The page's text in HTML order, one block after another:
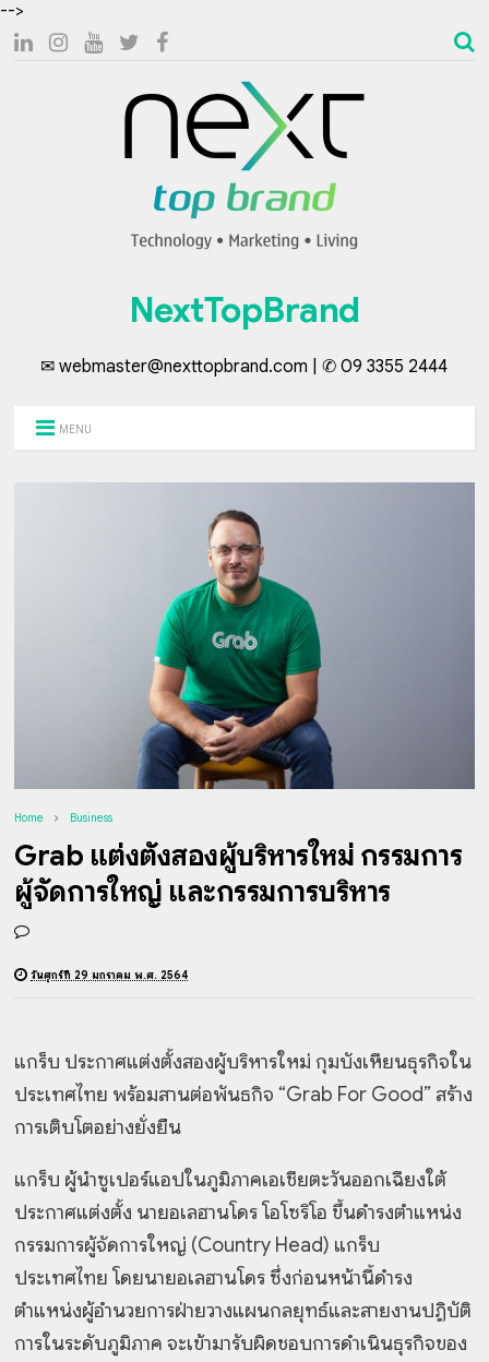
-->
NextTopBrand
✉ webmaster@nexttopbrand.com | ✆ 09 3355 2444
MENU
Home Business
Grab แต่งตั้งสองผู้บริหารใหม่ กรรมการ
ผู้จัดการใหญ่ และกรรมการบริหาร
วันศุกร์ที่ 29 มกราคม พ.ศ. 2564
แกร็บ ประกาศแต่งตั้งสองผู้บริหารใหม่ กุมบังเหียนธุรกิจใน
ประเทศไทย พร้อมสานต่อพันธกิจ “Grab For Good” สร้าง
การเติบโตอย่างยั่งยืน
แกร็บ ผู้นำซูเปอร์แอปในภูมิภาคเอเชียตะวันออกเฉียงใต้
ประกาศแต่งตั้ง นายอเลฮานโดร โอโซริโอ ขึ้นดำรงตำแหน่ง
กรรมการผู้จัดการใหญ่ (Country Head) แกร็บ
ประเทศไทย โดยนายอเลฮานโดร ซึ่งก่อนหน้านี้ดำรง
ตำแหน่งผู้อำนวยการฝ่ายวางแผนกลยุทธ์และสายงานปฏิบัติ
การในระดับภูมิภาค จะเข้ามารับผิดชอบการดำเนินธุรกิจของ